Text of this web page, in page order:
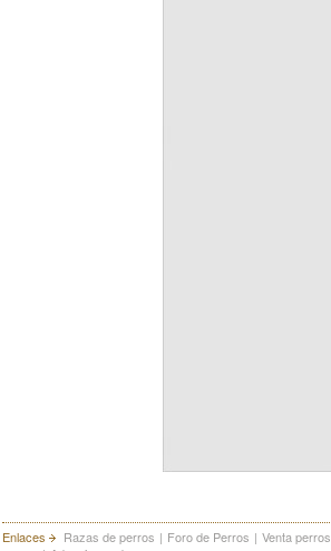
Enlaces Razas de perros | Foro de Perros | Venta perros